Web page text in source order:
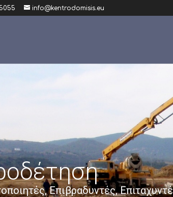
info@kentrodomisis.eu
Επιβραδυντές,